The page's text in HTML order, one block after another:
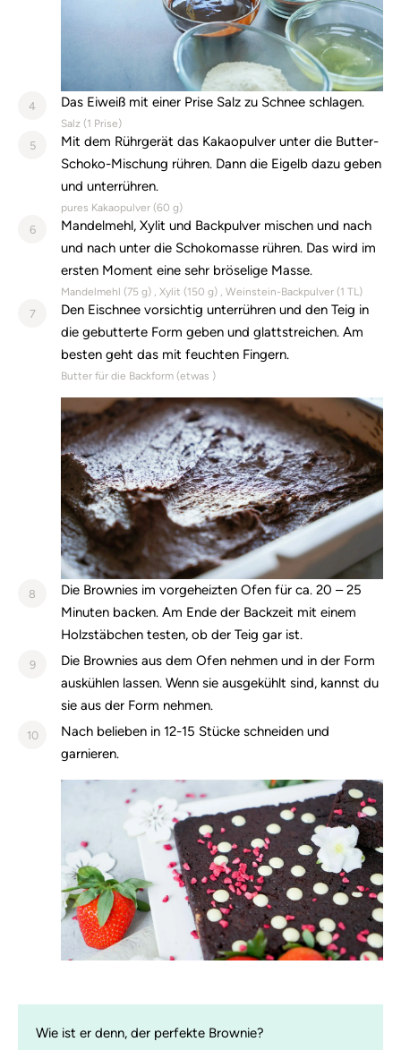
4 Das Eiweiß mit einer Prise Salz zu Schnee schlagen.
Salz (1 Prise)
5
Mit dem Rührgerät das Kakaopulver unter die Butter-
Schoko-Mischung rühren. Dann die Eigelb dazu geben
und unterrühren.
pures Kakaopulver (60 g)
6
Mandelmehl, Xylit und Backpulver mischen und nach
und nach unter die Schokomasse rühren. Das wird im
ersten Moment eine sehr bröselige Masse.
Mandelmehl (75 g) Xylit (150 g) Weinstein-Backpulver (1 TL)
7
Den Eischnee vorsichtig unterrühren und den Teig in
die gebutterte Form geben und glattstreichen. Am
besten geht das mit feuchten Fingern.
Butter für die Backform (etwas )
8
Die Brownies im vorgeheizten Ofen für ca. 20 – 25
Minuten backen. Am Ende der Backzeit mit einem
Holzstäbchen testen, ob der Teig gar ist.
9
Die Brownies aus dem Ofen nehmen und in der Form
auskühlen lassen. Wenn sie ausgekühlt sind, kannst du
sie aus der Form nehmen.
10
Nach belieben in 12-15 Stücke schneiden und
garnieren.
Wie ist er denn, der perfekte Brownie?